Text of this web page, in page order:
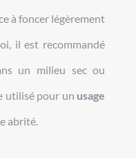
à foncer légèrement
il est recommandé
un milieu sec ou
utilisé pour un usage
abrité.